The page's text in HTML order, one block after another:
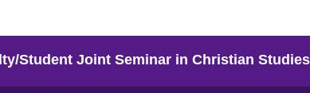
Student Joint Seminar in Christian